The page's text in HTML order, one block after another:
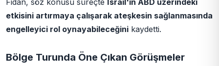
Fidan, söz konusu süreçte İsrail'in ABD üzerindeki
etkisini artırmaya çalışarak ateşkesin sağlanmasında
engelleyici rol oynayabileceğini kaydetti.
Bölge Turunda Öne Çıkan Görüşmeler